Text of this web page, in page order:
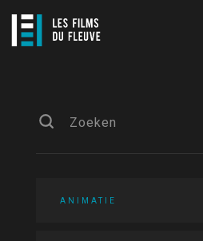
ANIMATIE